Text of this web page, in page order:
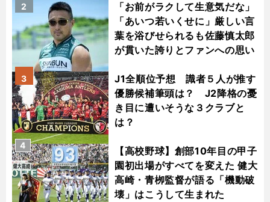
「お前がラクして生意気だな」
「あいつ若いくせに」厳しい言
葉を浴びせられるも佐藤慎太郎
が貫いた誇りとファンへの思い
2
J1全順位予想 識者５人が推す
優勝候補筆頭は？ J2降格の憂
き目に遭いそうな３クラブと
は？
3
【高校野球】創部10年目の甲子
園初出場がすべてを変えた 健大
高崎・青栁監督が語る「機動破
壊」はこうして生まれた
4